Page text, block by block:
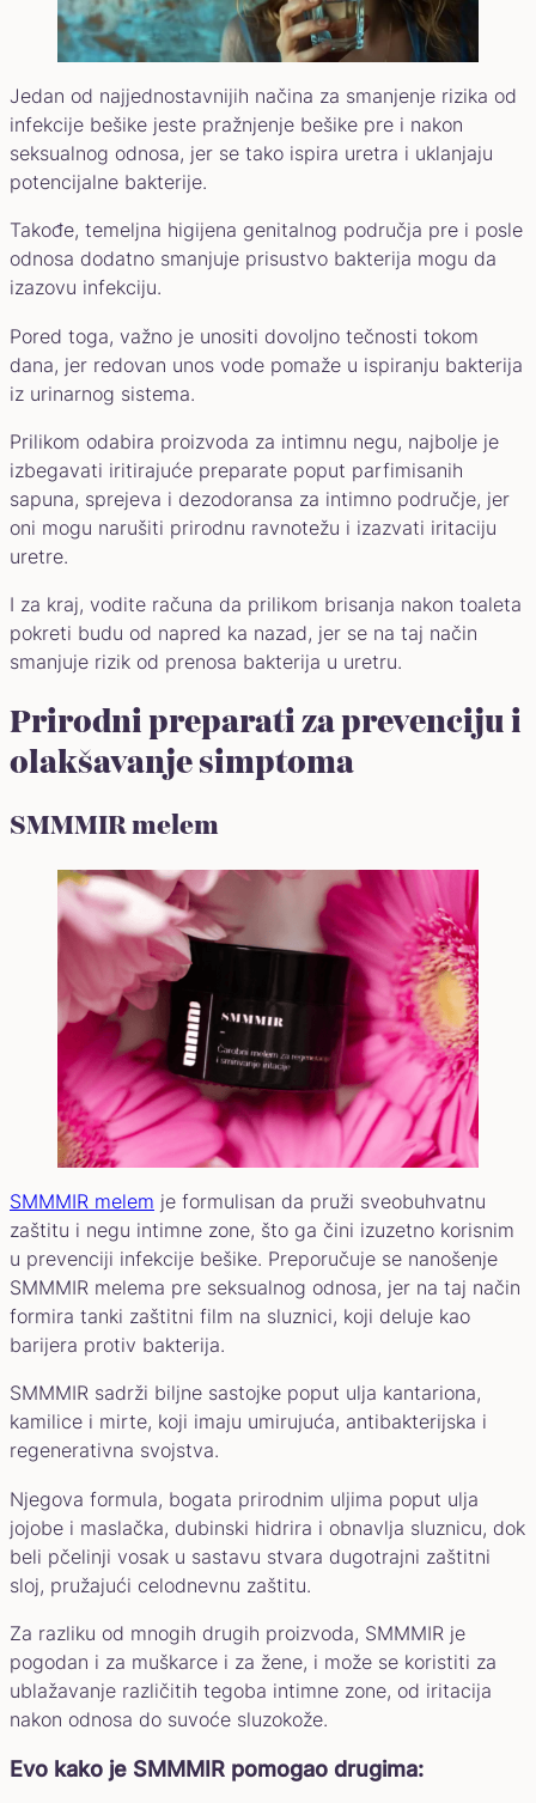
Jedan od najjednostavnijih načina za smanjenje rizika od
infekcije bešike jeste pražnjenje bešike pre i nakon
seksualnog odnosa, jer se tako ispira uretra i uklanjaju
potencijalne bakterije.
Takođe, temeljna higijena genitalnog područja pre i posle
odnosa dodatno smanjuje prisustvo bakterija mogu da
izazovu infekciju.
Pored toga, važno je unositi dovoljno tečnosti tokom
dana, jer redovan unos vode pomaže u ispiranju bakterija
iz urinarnog sistema.
Prilikom odabira proizvoda za intimnu negu, najbolje je
izbegavati iritirajuće preparate poput parfimisanih
sapuna, sprejeva i dezodoransa za intimno područje, jer
oni mogu narušiti prirodnu ravnotežu i izazvati iritaciju
uretre.
I za kraj, vodite računa da prilikom brisanja nakon toaleta
pokreti budu od napred ka nazad, jer se na taj način
smanjuje rizik od prenosa bakterija u uretru.
Prirodni preparati za prevenciju i
olakšavanje simptoma
SMMMIR melem
SMMMIR melem je formulisan da pruži sveobuhvatnu
zaštitu i negu intimne zone, što ga čini izuzetno korisnim
u prevenciji infekcije bešike. Preporučuje se nanošenje
SMMMIR melema pre seksualnog odnosa, jer na taj način
formira tanki zaštitni film na sluznici, koji deluje kao
barijera protiv bakterija.
SMMMIR sadrži biljne sastojke poput ulja kantariona,
kamilice i mirte, koji imaju umirujuća, antibakterijska i
regenerativna svojstva.
Njegova formula, bogata prirodnim uljima poput ulja
jojobe i maslačka, dubinski hidrira i obnavlja sluznicu, dok
beli pčelinji vosak u sastavu stvara dugotrajni zaštitni
sloj, pružajući celodnevnu zaštitu.
Za razliku od mnogih drugih proizvoda, SMMMIR je
pogodan i za muškarce i za žene, i može se koristiti za
ublažavanje različitih tegoba intimne zone, od iritacija
nakon odnosa do suvoće sluzokože.
Evo kako je SMMMIR pomogao drugima: